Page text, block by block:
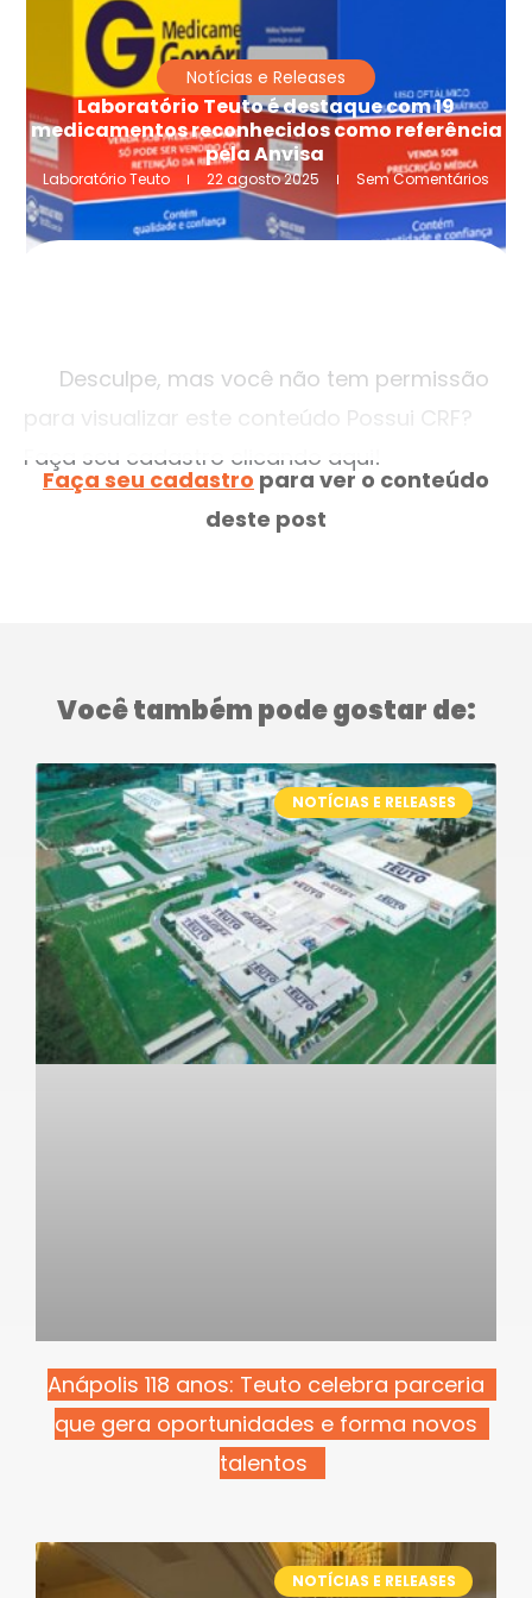
Notícias e Releases
Laboratório Teuto é destaque com 19
medicamentos reconhecidos como referência
pela Anvisa
Laboratório Teuto 22 agosto 2025 Sem Comentários
Desculpe, mas você não tem permissão
para visualizar este conteúdo Possui CRF?
Faça seu cadastro clicando aqui!
Faça seu cadastro para ver o conteúdo
deste post
Você também pode gostar de:
NOTÍCIAS E RELEASES
Anápolis 118 anos: Teuto celebra parceria
que gera oportunidades e forma novos
talentos
NOTÍCIAS E RELEASES